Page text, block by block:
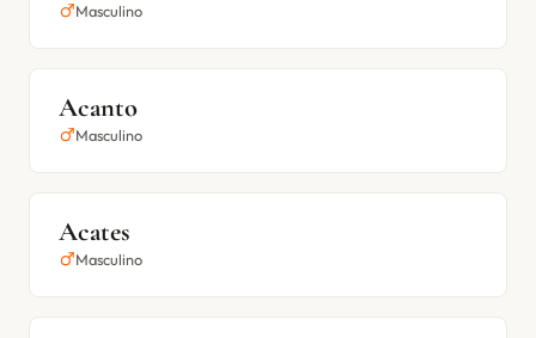
Masculino
Acanto
Masculino
Acates
Masculino